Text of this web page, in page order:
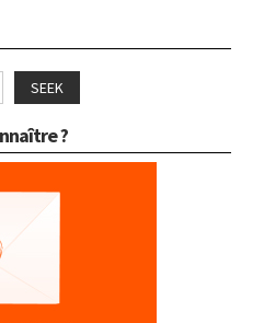
SEEK
?